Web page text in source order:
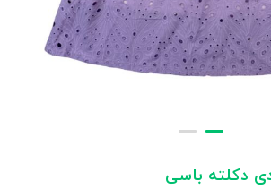
دکلته باسی